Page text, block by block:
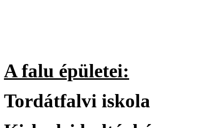
A falu épületei:
Tordátfalvi iskola